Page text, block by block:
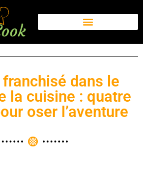
dans le
la cuisine : quatre
oser l’aventure